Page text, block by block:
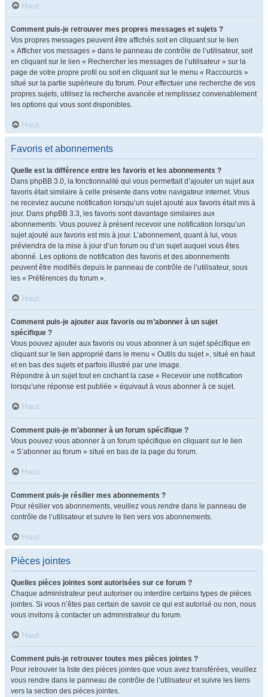
Haut
Comment puis-je retrouver mes propres messages et sujets ?
Vos propres messages peuvent être affichés soit en cliquant sur le lien
« Afficher vos messages » dans le panneau de contrôle de l’utilisateur, soit
en cliquant sur le lien « Rechercher les messages de l’utilisateur » sur la
page de votre propre profil ou soit en cliquant sur le menu « Raccourcis »
situé sur la partie supérieure du forum. Pour effectuer une recherche de vos
propres sujets, utilisez la recherche avancée et remplissez convenablement
les options qui vous sont disponibles.
Haut
Favoris et abonnements
Quelle est la différence entre les favoris et les abonnements ?
Dans phpBB 3.0, la fonctionnalité qui vous permettait d’ajouter un sujet aux
favoris était similaire à celle présente dans votre navigateur internet. Vous
ne receviez aucune notification lorsqu’un sujet ajouté aux favoris était mis à
jour. Dans phpBB 3.3, les favoris sont davantage similaires aux
abonnements. Vous pouvez à présent recevoir une notification lorsqu’un
sujet ajouté aux favoris est mis à jour. L’abonnement, quant à lui, vous
préviendra de la mise à jour d’un forum ou d’un sujet auquel vous êtes
abonné. Les options de notification des favoris et des abonnements
peuvent être modifiés depuis le panneau de contrôle de l’utilisateur, sous
les « Préférences du forum ».
Haut
Comment puis-je ajouter aux favoris ou m’abonner à un sujet
spécifique ?
Vous pouvez ajouter aux favoris ou vous abonner à un sujet spécifique en
cliquant sur le lien approprié dans le menu « Outils du sujet », situé en haut
et en bas des sujets et parfois illustré par une image.
Répondre à un sujet tout en cochant la case « Recevoir une notification
lorsqu’une réponse est publiée » équivaut à vous abonner à ce sujet.
Haut
Comment puis-je m’abonner à un forum spécifique ?
Vous pouvez vous abonner à un forum spécifique en cliquant sur le lien
« S’abonner au forum » situé en bas de la page du forum.
Haut
Comment puis-je résilier mes abonnements ?
Pour résilier vos abonnements, veuillez vous rendre dans le panneau de
contrôle de l’utilisateur et suivre le lien vers vos abonnements.
Haut
Pièces jointes
Quelles pièces jointes sont autorisées sur ce forum ?
Chaque administrateur peut autoriser ou interdire certains types de pièces
jointes. Si vous n’êtes pas certain de savoir ce qui est autorisé ou non, nous
vous invitons à contacter un administrateur du forum.
Haut
Comment puis-je retrouver toutes mes pièces jointes ?
Pour retrouver la liste des pièces jointes que vous avez transférées, veuillez
vous rendre dans le panneau de contrôle de l’utilisateur et suivre les liens
vers la section des pièces jointes.